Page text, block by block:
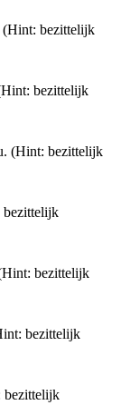
(Hint: bezittelijk
bezittelijk
(Hint: bezittelijk
bezittelijk
bezittelijk
bezittelijk
bezittelijk